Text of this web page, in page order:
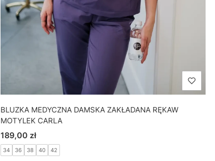
BLUZKA MEDYCZNA DAMSKA ZAKŁADANA RĘKAW
MOTYLEK CARLA
Cena
189,00 zł
34 36 38 40 42